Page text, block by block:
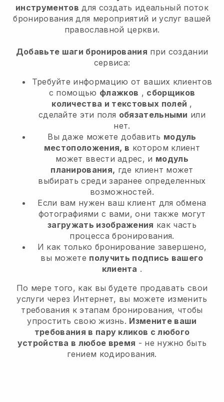
инструментов для создать идеальный поток
бронирования для мероприятий и услуг вашей
православной церкви.
Добавьте шаги бронирования при создании
сервиса:
Требуйте информацию от ваших клиентов
с помощью флажков , сборщиков
количества и текстовых полей ,
сделайте эти поля обязательными или
нет.
Вы даже можете добавить модуль
местоположения, в котором клиент
может ввести адрес, и модуль
планирования, где клиент может
выбирать среди заранее определенных
возможностей.
Если вам нужен ваш клиент для обмена
фотографиями с вами, они также могут
загружать изображения как часть
процесса бронирования.
И как только бронирование завершено,
вы можете получить подпись вашего
клиента .
По мере того, как вы будете продавать свои
услуги через Интернет, вы можете изменить
требования к этапам бронирования, чтобы
упростить свою жизнь. Измените ваши
требования в пару кликов с любого
устройства в любое время - не нужно быть
гением кодирования.